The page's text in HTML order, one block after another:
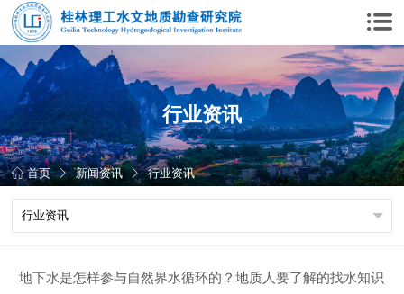
行业资讯
首页 新闻资讯 行业资讯
地下水是怎样参与自然界水循环的？地质人要了解的找水知识